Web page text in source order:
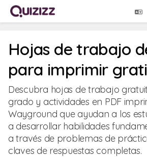
Hojas de trabajo
para imprimir
Descubra hojas de trabajo
grado y actividades en PDF
Wayground que ayudan a los
a desarrollar habilidades
a través de problemas de
claves de respuestas completas.